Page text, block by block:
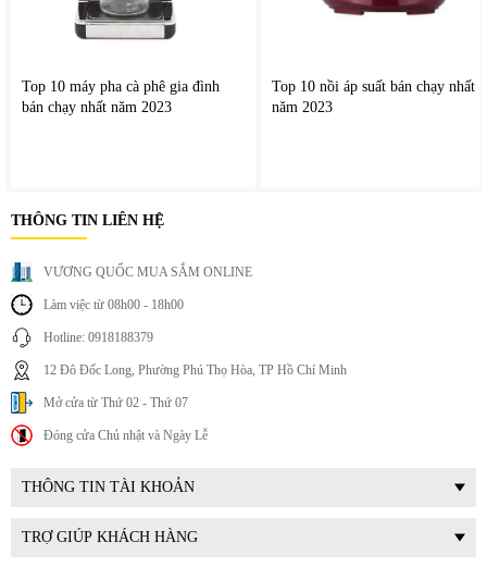
6.Thông số kỹ thuật
Thông số Giá trị
Model
Số tầng sấy
Chất liệu Inox 18/10 & nhựa Tritan không BPA
Công suất 250W
Top 10 máy pha cà phê gia đình
bán chạy nhất năm 2023
Top 10 nồi áp suất bán chạy nhất
năm 2023
THÔNG TIN LIÊN HỆ
VƯƠNG QUỐC MUA SẮM ONLINE
Làm việc từ 08h00 - 18h00
Hotline: 0918188379
12 Đô Đốc Long, Phường Phú Thọ Hòa, TP Hồ Chí Minh
Mở cửa từ Thứ 02 - Thứ 07
Đóng cửa Chủ nhật và Ngày Lễ
THÔNG TIN TÀI KHOẢN
TRỢ GIÚP KHÁCH HÀNG